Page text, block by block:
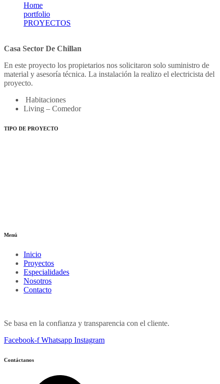
Home
portfolio
PROYECTOS
Casa Sector De Chillan
En este proyecto los propietarios nos solicitaron solo suministro de
material y asesoría técnica. La instalación la realizo el electricista del
proyecto.
Habitaciones
Living – Comedor
TIPO DE PROYECTO
Menú
Inicio
Proyectos
Especialidades
Nosotros
Contacto
Se basa en la confianza y transparencia con el cliente.
Facebook-f Whatsapp Instagram
Contáctanos